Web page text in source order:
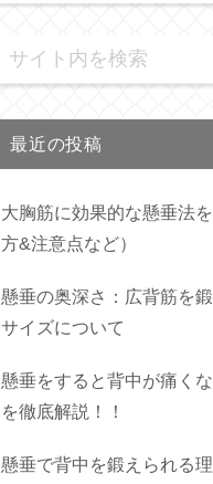
最近の投稿
大胸筋に効果的な懸垂法
方&注意点など）
懸垂の奥深さ：広背筋を
サイズについて
懸垂をすると背中が痛く
を徹底解説！！
懸垂で背中を鍛えられる